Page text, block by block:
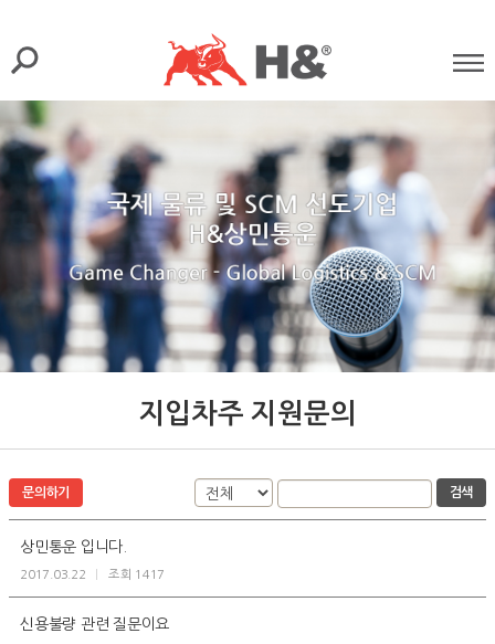
지입차주 지원문의
문의하기 검색
상민통운 입니다.
2017.03.22 조회 1417
신용불량 관련 질문이요